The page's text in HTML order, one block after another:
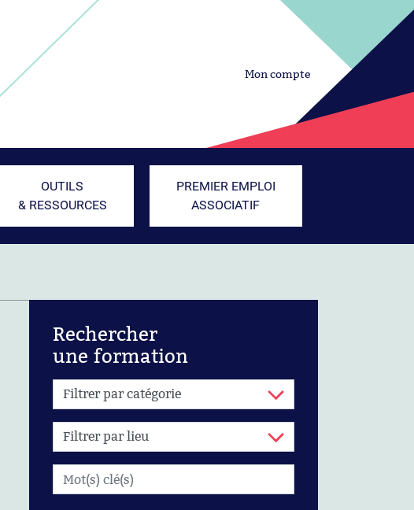
Mon compte
OUTILS
& RESSOURCES
PREMIER EMPLOI
ASSOCIATIF
Rechercher
une formation